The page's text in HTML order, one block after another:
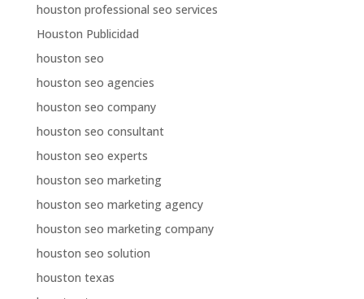
houston professional seo services
Houston Publicidad
houston seo
houston seo agencies
houston seo company
houston seo consultant
houston seo experts
houston seo marketing
houston seo marketing agency
houston seo marketing company
houston seo solution
houston texas